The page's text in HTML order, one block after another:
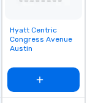
Removed from
favorites
Hyatt Centric
Congress Avenue
Austin